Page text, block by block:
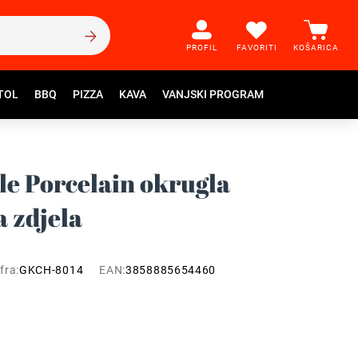
PROFIL FAVORITI KOŠARICA
BBQ PIZZA KAVA VANJSKI PROGRAM
Porcelain okrugla
zdjela
GKCH-8014 EAN:3858885654460